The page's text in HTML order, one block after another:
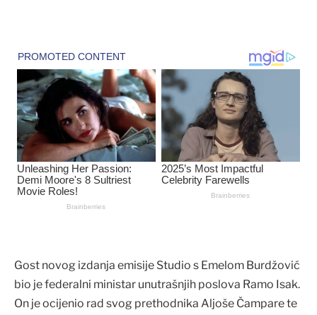
Gost novog izdanja emisije Studio s Emelom Burdžović
bio je federalni ministar unutrašnjih poslova Ramo Isak.
On je ocijenio rad svog prethodnika Aljoše Čampare te